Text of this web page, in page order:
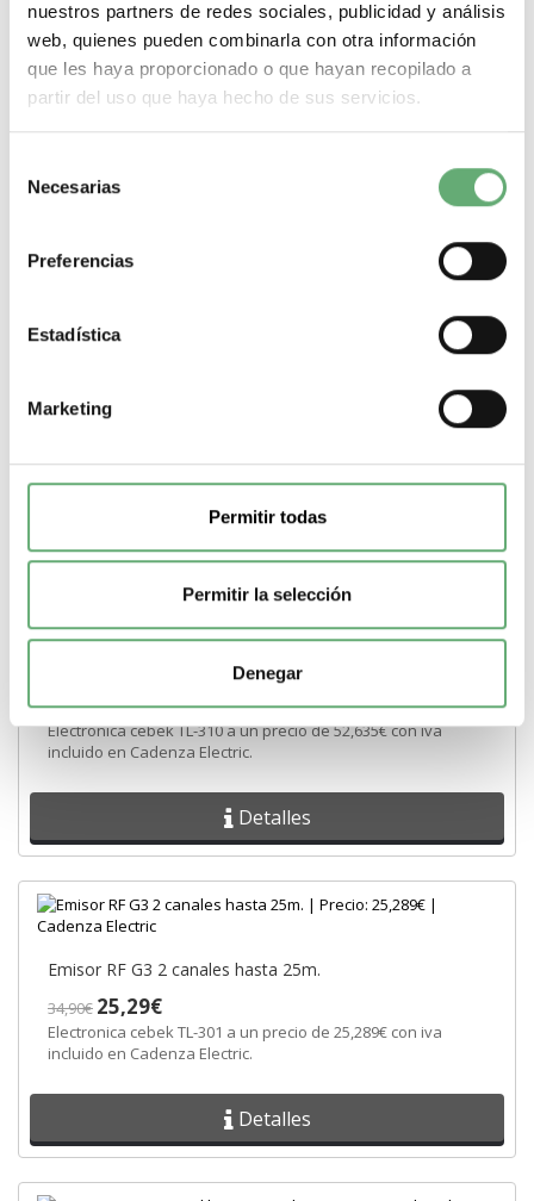
nuestros partners de redes sociales, publicidad y análisis
web, quienes pueden combinarla con otra información
que les haya proporcionado o que hayan recopilado a
partir del uso que haya hecho de sus servicios.
Necesarias
Preferencias
Estadística
Marketing
Permitir todas
Permitir la selección
Denegar
Receptor RF G3 1 canal mon/biest. 230 VCA din rail box
116,05€ 84,10€
Electronica cebek TL-312 a un precio de 84,095€ con iva
82,15€59,53€
Detalles
Receptor RF G3 1 canal mon/ biest. 12/24VCC
72,64€52,64€
Electronica cebek TL-310 a un precio de 52,635€ con iva
incluido en Cadenza Electric.
Detalles
Emisor RF G3 2 canales hasta 25m.
34,90€ 25,29€
Electronica cebek TL-301 a un precio de 25,289€ con iva
incluido en Cadenza Electric.
Detalles